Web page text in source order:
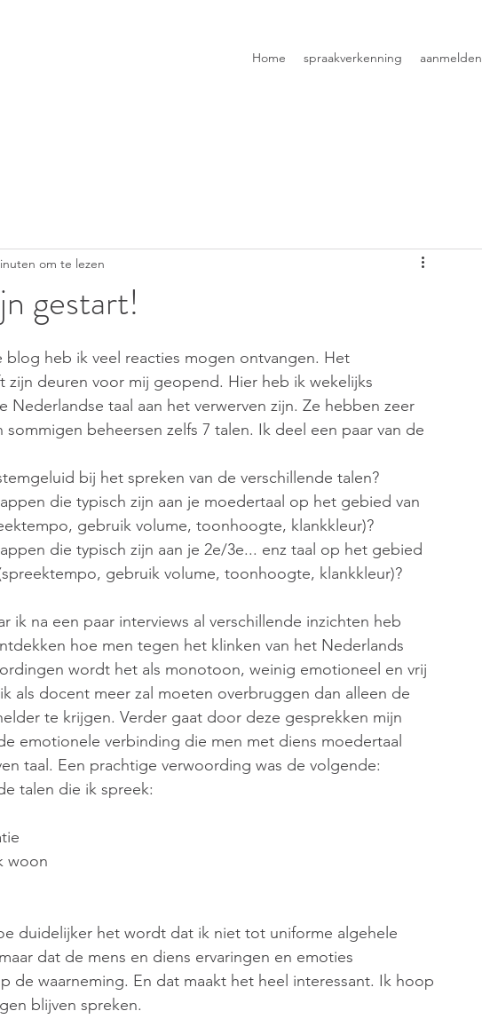
Home spraakverkenning aanmelden
gestart!
om te lezen
heb ik veel reacties mogen ontvangen. Het
zijn deuren voor mij geopend. Hier heb ik wekelijks
Nederlandse taal aan het verwerven zijn. Ze hebben zeer
beheersen zelfs 7 talen. Ik deel een paar van de
bij het spreken van de verschillende talen?
die typisch zijn aan je moedertaal op het gebied van
gebruik volume, toonhoogte, klankkleur)?
die typisch zijn aan je 2e/3e... enz taal op het gebied
gebruik volume, toonhoogte, klankkleur)?
ik na een paar interviews al verschillende inzichten heb
hoe men tegen het klinken van het Nederlands
wordt het als monotoon, weinig emotioneel en vrij
als docent meer zal moeten overbruggen dan alleen de
te krijgen. Verder gaat door deze gesprekken mijn
emotionele verbinding die men met diens moedertaal
taal. Een prachtige verwoording was de volgende:
talen die ik spreek:
woon
duidelijker het wordt dat ik niet tot uniforme algehele
dat de mens en diens ervaringen en emoties
de waarneming. En dat maakt het heel interessant. Ik hoop
blijven spreken.